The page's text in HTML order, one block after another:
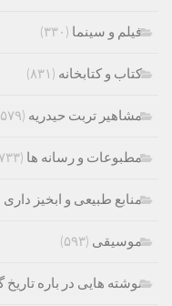
فیلم و سینما (۳۳۰)
کتاب و کتابخانه (۸۳۱)
مشاهیر تربت حیدریه (۵۷۹)
مطبوعات و رسانه ها (۶,۷۳۳)
منابع طبیعی و ابخیز داری
موسیقی (۵۹۳)
نوشته هایی در باره